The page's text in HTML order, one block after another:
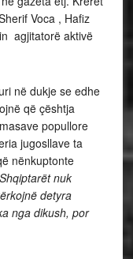
Voca , Hafiz
agjitatorë aktivë
në dukje se edhe
që çështja
popullore
jugosllave ta
nënkuptonte
nuk
detyra
nga dikush, por